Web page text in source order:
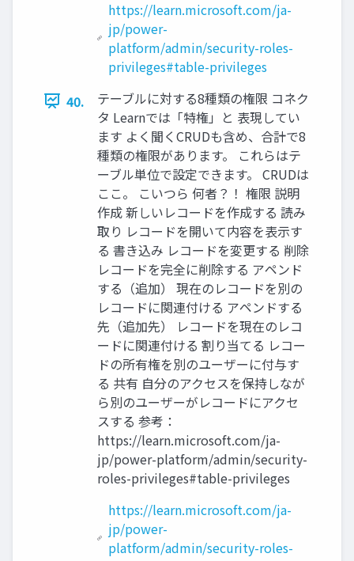
https://learn.microsoft.com/ja-
jp/power-
platform/admin/security-roles-
privileges#table-privileges
40.
テーブルに対する8種類の権限 コネク
タ Learnでは「特権」と 表現してい
ます よく聞くCRUDも含め、合計で8
種類の権限があります。 これらはテ
ーブル単位で設定できます。 CRUDは
ここ。 こいつら 何者？！ 権限 説明
作成 新しいレコードを作成する 読み
取り レコードを開いて内容を表示す
る 書き込み レコードを変更する 削除
レコードを完全に削除する アペンド
する（追加） 現在のレコードを別の
レコードに関連付ける アペンドする
先（追加先） レコードを現在のレコ
ードに関連付ける 割り当てる レコー
ドの所有権を別のユーザーに付与す
る 共有 自分のアクセスを保持しなが
ら別のユーザーがレコードにアクセ
スする 参考：
https://learn.microsoft.com/ja-
jp/power-platform/admin/security-
roles-privileges#table-privileges
https://learn.microsoft.com/ja-
jp/power-
platform/admin/security-roles-